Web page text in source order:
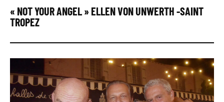
« NOT YOUR ANGEL » ELLEN VON UNWERTH -SAINT
TROPEZ